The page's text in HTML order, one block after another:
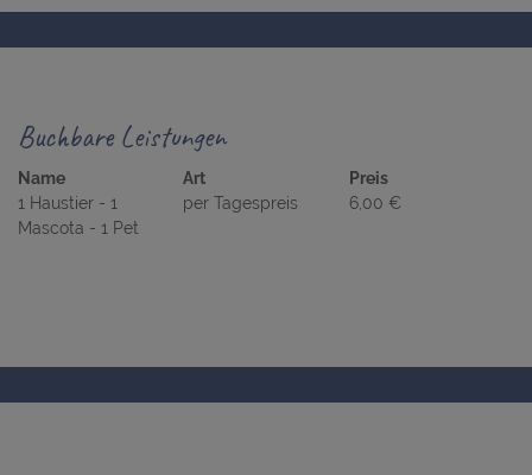
Buchbare Leistungen
Name
1 Haustier - 1
Mascota - 1 Pet
Art
per Tagespreis
Preis
6,00 €